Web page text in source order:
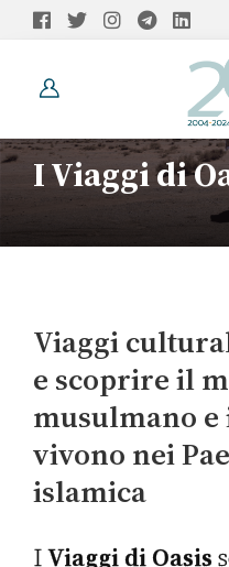
I Viaggi di
Viaggi
e scoprire il
musulmano
vivono nei
islamica
IViaggi di Oasis